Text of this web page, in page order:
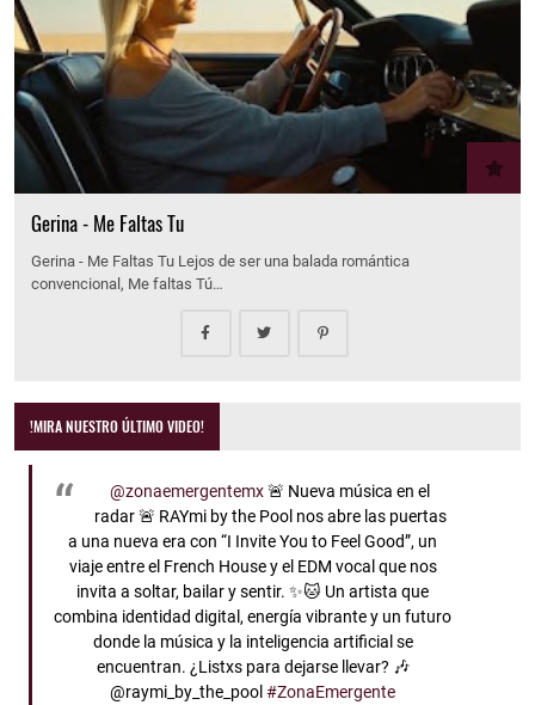
Gerina - Me Faltas Tu
Gerina - Me Faltas Tu Lejos de ser una balada romántica
convencional, Me faltas Tú…
!MIRA NUESTRO ÚLTIMO VIDEO!
@zonaemergentemx🚨 Nueva música en el
radar 🚨 RAYmi by the Pool nos abre las puertas
a una nueva era con “I Invite You to Feel Good”, un
viaje entre el French House y el EDM vocal que nos
invita a soltar, bailar y sentir. ✨🐱 Un artista que
combina identidad digital, energía vibrante y un futuro
donde la música y la inteligencia artificial se
encuentran. ¿Listxs para dejarse llevar? 🎶
@raymi_by_the_pool#ZonaEmergente